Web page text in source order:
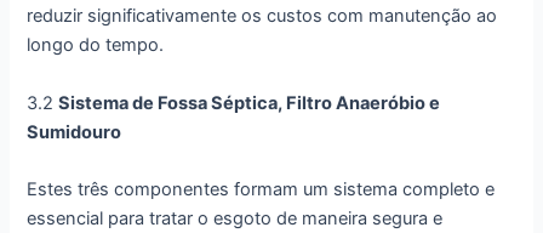
reduzir significativamente os custos com manutenção ao
longo do tempo.
3.2Sistema de Fossa Séptica, Filtro Anaeróbio e
Sumidouro
Estes três componentes formam um sistema completo e
essencial para tratar o esgoto de maneira segura e